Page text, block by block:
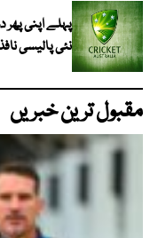
پہلے اپنی
نئی پالیسی
مقبول ترین خبریں